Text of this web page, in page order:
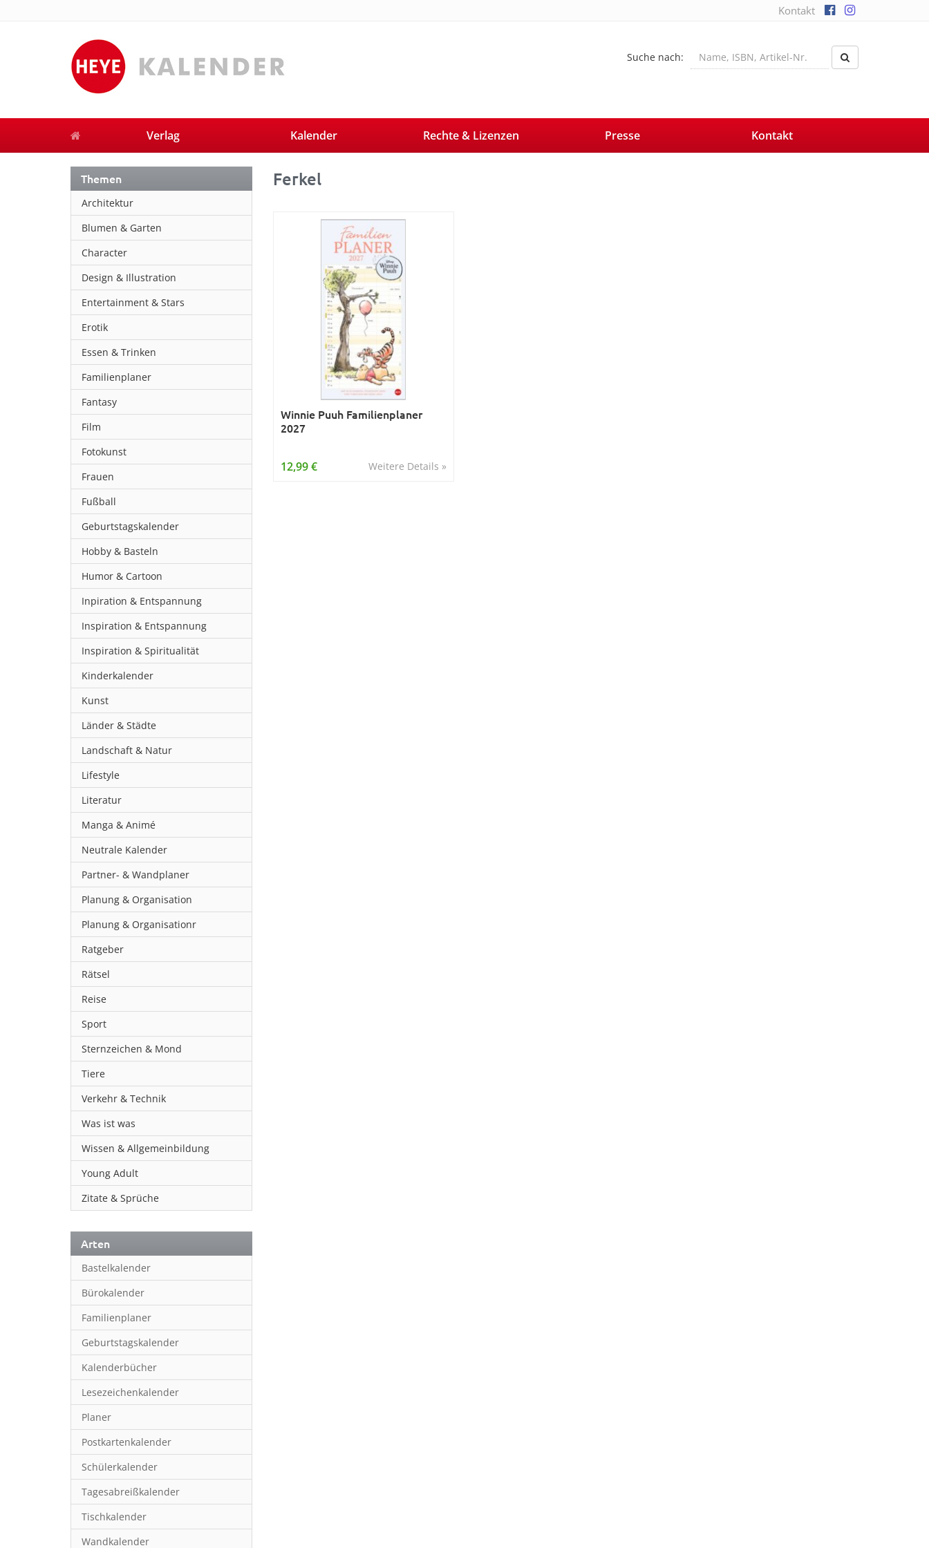
Kontakt
Suche nach:
Verlag Kalender Rechte & Lizenzen Presse Kontakt
Themen
Architektur
Blumen & Garten
Character
Design & Illustration
Entertainment & Stars
Erotik
Essen & Trinken
Familienplaner
Fantasy
Film
Fotokunst
Frauen
Fußball
Geburtstagskalender
Hobby & Basteln
Humor & Cartoon
Inpiration & Entspannung
Inspiration & Entspannung
Inspiration & Spiritualität
Kinderkalender
Kunst
Länder & Städte
Landschaft & Natur
Lifestyle
Literatur
Manga & Animé
Neutrale Kalender
Partner- & Wandplaner
Planung & Organisation
Planung & Organisationr
Ratgeber
Rätsel
Reise
Sport
Sternzeichen & Mond
Tiere
Verkehr & Technik
Was ist was
Wissen & Allgemeinbildung
Young Adult
Zitate & Sprüche
Arten
Bastelkalender
Bürokalender
Familienplaner
Geburtstagskalender
Kalenderbücher
Lesezeichenkalender
Planer
Postkartenkalender
Schülerkalender
Tagesabreißkalender
Tischkalender
Wandkalender
Ferkel
Winnie Puuh Familienplaner
2027
Weitere Details »
12,99 €